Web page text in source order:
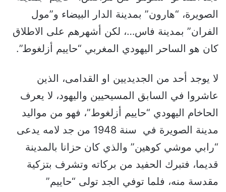
الصويرة، “هارون” بمدينة الدار البيضاء و”مول
الفران” بمدينة فاس…، لكن أشهرهم على الاطلاق
كان هو الساحر اليهودي المغربي “حاييم أزلغوط”.
لا يوجد أحد من الجديديين او القدامى، الذين
عاشروا في السابق المسيحيين واليهود، لا يعرف
الحاخام اليهودي “حاييم أزلغوط”، فهو من مواليد
مدينة الصويرة في سنة 1948 من جد لامه يدعى
“رابي موشي كوهين” والذي كان حزانا بالمدينة
قديما، فتبرك الحفيد من بركاته وتشرف بتزكية
مقدسة منه، فلما توفي الجد تولى “حاييم”